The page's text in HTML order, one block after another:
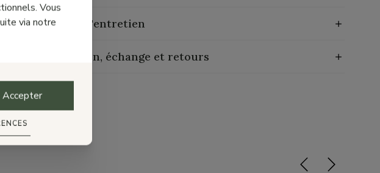
Guide d'entretien
Livraison, échange et retours
Vous
via notre
Accepter